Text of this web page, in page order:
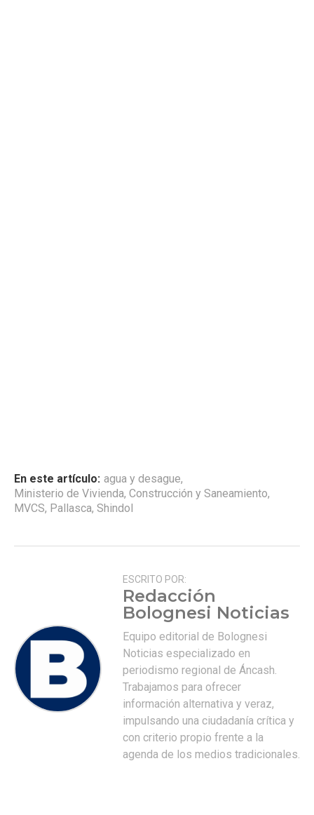
En este artículo: agua y desague,
Ministerio de Vivienda, Construcción y Saneamiento,
MVCS, Pallasca, Shindol
ESCRITO POR:
Redacción
Bolognesi Noticias
Equipo editorial de Bolognesi
Noticias especializado en
periodismo regional de Áncash.
Trabajamos para ofrecer
información alternativa y veraz,
impulsando una ciudadanía crítica y
con criterio propio frente a la
agenda de los medios tradicionales.